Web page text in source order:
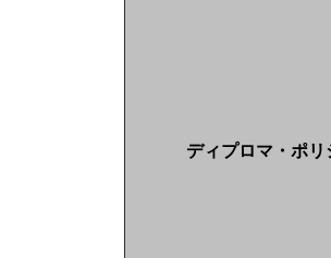
ディプロマ・ポリ